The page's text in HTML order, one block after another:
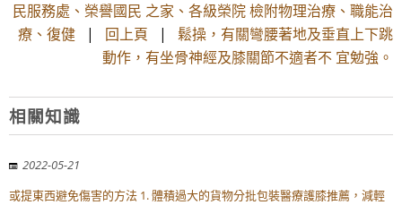
民服務處、榮譽國民 之家、各級榮院 檢附物理治療、職能治
療、復健 | 回上頁 | 鬆操，有關彎腰著地及垂直上下跳
動作，有坐骨神經及膝關節不適者不 宜勉強。
相關知識
2022-05-21
或提東西避免傷害的方法 1. 體積過大的貨物分批包裝醫療護膝推薦，減輕